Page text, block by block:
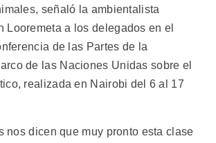
señaló la ambientalista
Looremeta a los delegados en el
de las Partes de la
de las Naciones Unidas sobre el
realizada en Nairobi del 6 al 17
nos dicen que muy pronto esta clase